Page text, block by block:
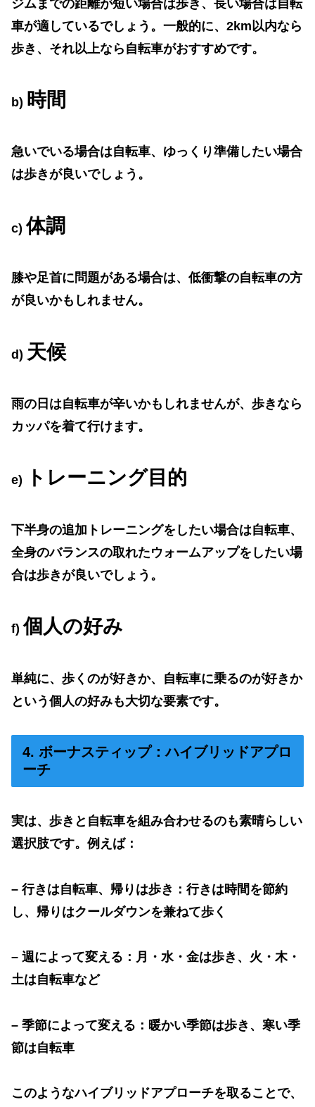
ジムまでの距離が短い場合は歩き、長い場合は自転
車が適しているでしょう。一般的に、 2km 以内なら
歩き、それ以上なら自転車がおすすめです。
b) 時間
急いでいる場合は自転車、ゆっくり準備したい場合
は歩きが良いでしょう。
c)体調
膝や足首に問題がある場合は、低衝撃の自転車の方
が良いかもしれません。
d) 天候
雨の日は自転車が辛いかもしれませんが、歩きなら
カッパを着て行けます。
e) トレーニング目的
下半身の追加トレーニングをしたい場合は自転車、
全身のバランスの取れたウォームアップをしたい場
合は歩きが良いでしょう。
f)個人の好み
単純に、歩くのが好きか、自転車に乗るのが好きか
という個人の好みも大切な要素です。
4. ボーナスティップ：ハイブリッドアプロ
ーチ
実は、歩きと自転車を組み合わせるのも素晴らしい
選択肢です。例えば：
– 行きは自転車、帰りは歩き：行きは時間を節約
し、帰りはクールダウンを兼ねて歩く
– 週によって変える：月・水・金は歩き、火・木・
土は自転車など
– 季節によって変える：暖かい季節は歩き、寒い季
節は自転車
このようなハイブリッドアプローチを取ることで、